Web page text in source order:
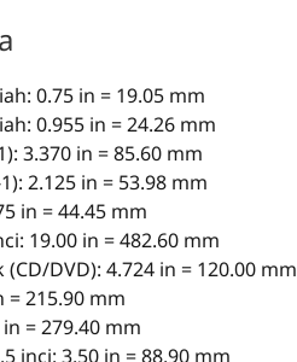
0.75 in = 19.05 mm
0.955 in = 24.26 mm
3.370 in = 85.60 mm
2.125 in = 53.98 mm
in = 44.45 mm
19.00 in = 482.60 mm
DVD): 4.724 in = 120.00 mm
= 215.90 mm
= 279.40 mm
inci: 3.50 in = 88.90 mm